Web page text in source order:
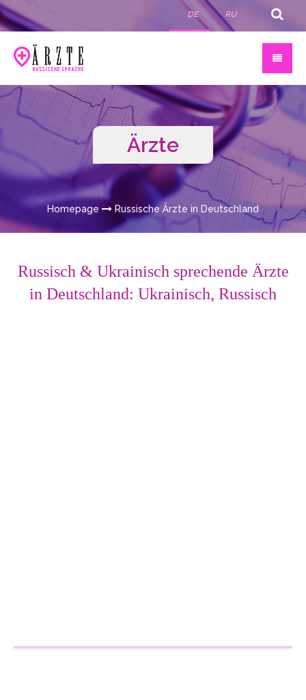
DE RU
Ärzte
Homepage Russische Ärzte in Deutschland
Russisch & Ukrainisch sprechende Ärzte
in Deutschland: Ukrainisch, Russisch